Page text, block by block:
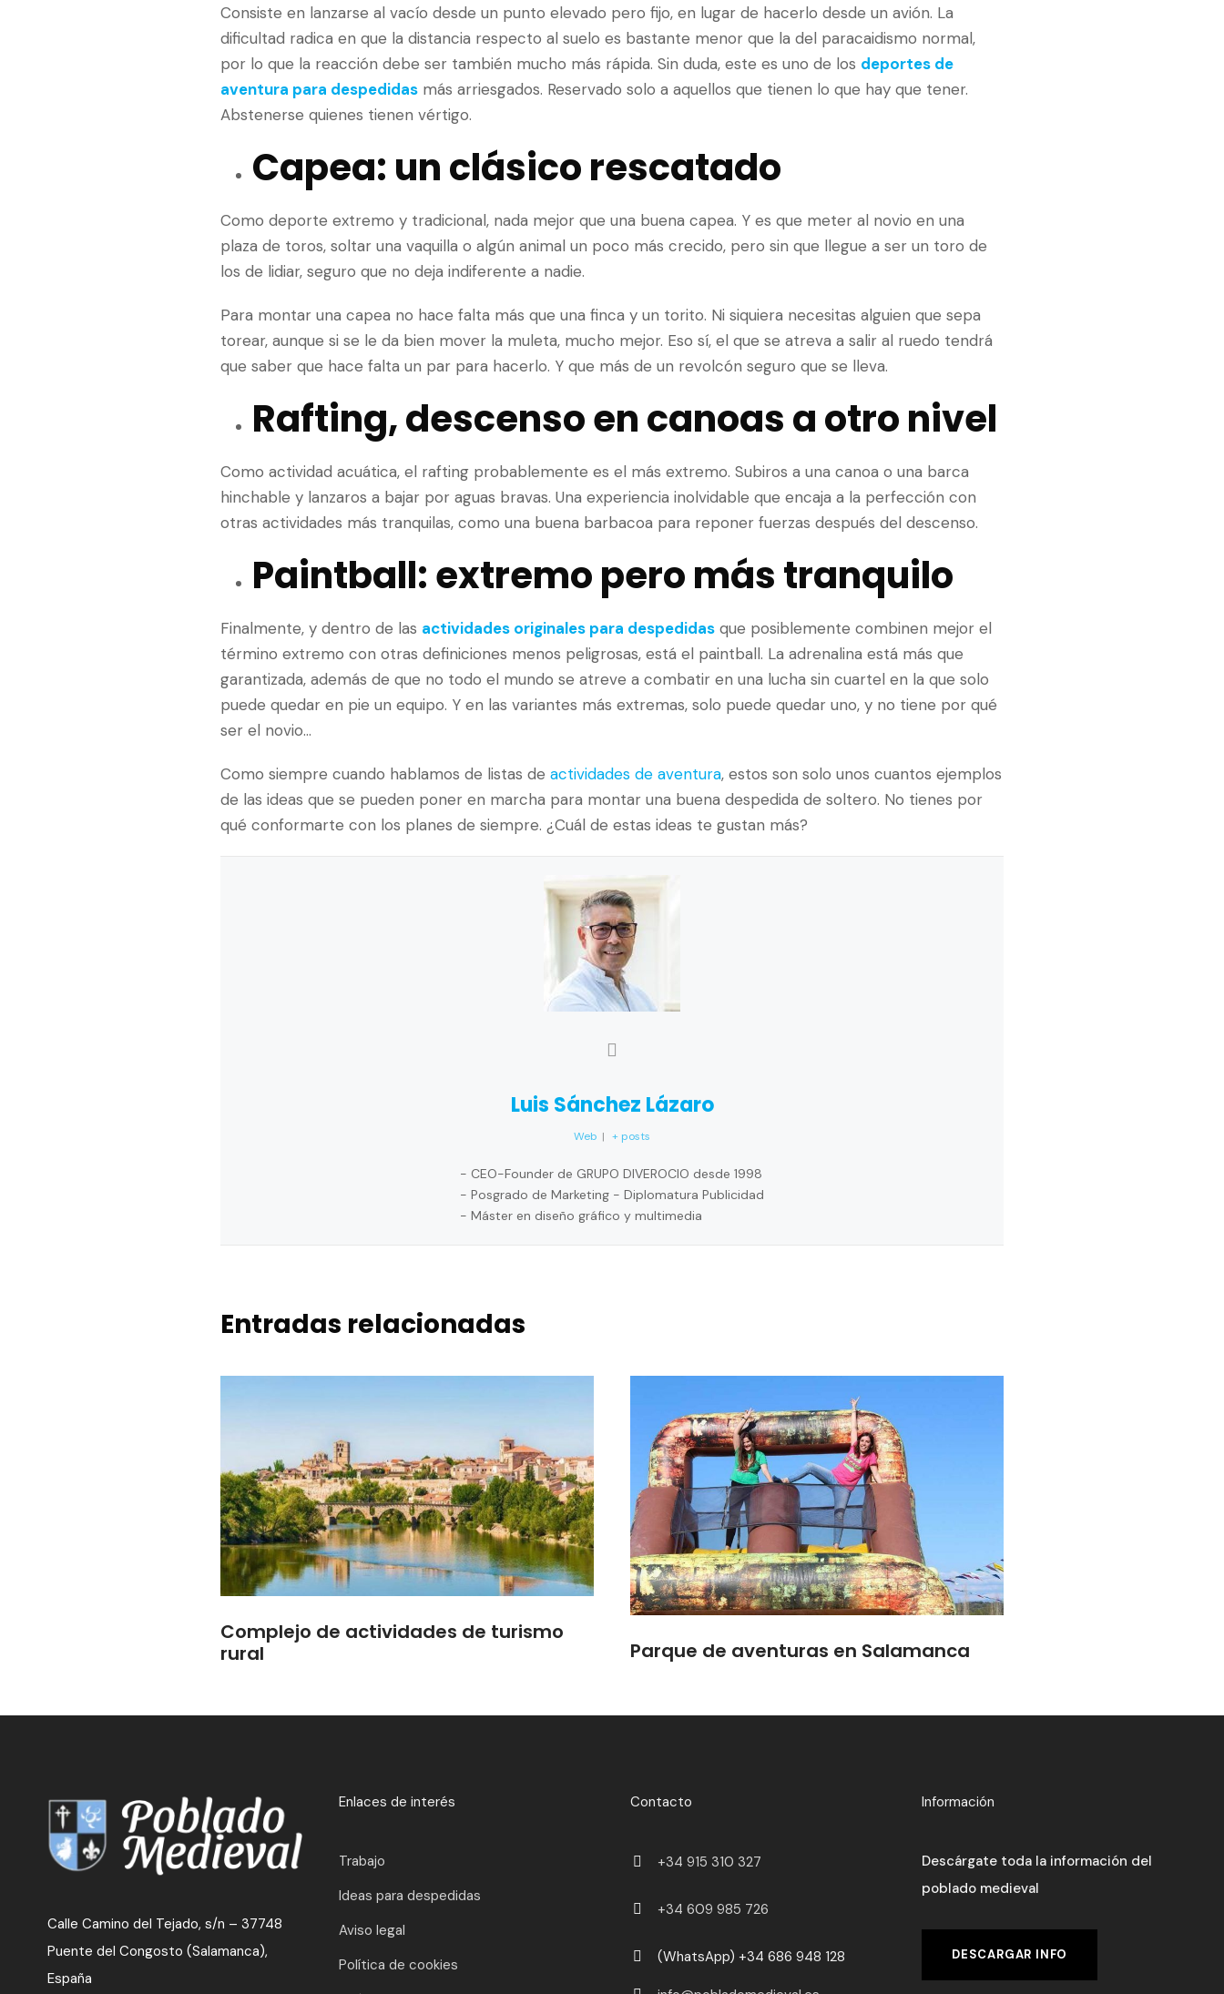
Consiste en lanzarse al vacío desde un punto elevado pero fijo, en lugar de hacerlo desde un avión. La
dificultad radica en que la distancia respecto al suelo es bastante menor que la del paracaidismo normal,
por lo que la reacción debe ser también mucho más rápida. Sin duda, este es uno de los deportes de
aventura para despedidas más arriesgados. Reservado solo a aquellos que tienen lo que hay que tener.
Abstenerse quienes tienen vértigo.
Capea: un clásico rescatado
Como deporte extremo y tradicional, nada mejor que una buena capea. Y es que meter al novio en una
plaza de toros, soltar una vaquilla o algún animal un poco más crecido, pero sin que llegue a ser un toro de
los de lidiar, seguro que no deja indiferente a nadie.
Para montar una capea no hace falta más que una finca y un torito. Ni siquiera necesitas alguien que sepa
torear, aunque si se le da bien mover la muleta, mucho mejor. Eso sí, el que se atreva a salir al ruedo tendrá
que saber que hace falta un par para hacerlo. Y que más de un revolcón seguro que se lleva.
Rafting, descenso en canoas a otro nivel
Como actividad acuática, el rafting probablemente es el más extremo. Subiros a una canoa o una barca
hinchable y lanzaros a bajar por aguas bravas. Una experiencia inolvidable que encaja a la perfección con
otras actividades más tranquilas, como una buena barbacoa para reponer fuerzas después del descenso.
Paintball: extremo pero más tranquilo
Finalmente, y dentro de las actividades originales para despedidas que posiblemente combinen mejor el
término extremo con otras definiciones menos peligrosas, está el paintball. La adrenalina está más que
garantizada, además de que no todo el mundo se atreve a combatir en una lucha sin cuartel en la que solo
puede quedar en pie un equipo. Y en las variantes más extremas, solo puede quedar uno, y no tiene por qué
ser el novio…
Como siempre cuando hablamos de listas de actividades de aventura, estos son solo unos cuantos ejemplos
de las ideas que se pueden poner en marcha para montar una buena despedida de soltero. No tienes por
qué conformarte con los planes de siempre. ¿Cuál de estas ideas te gustan más?
Luis Sánchez Lázaro
Web | + posts
- CEO-Founder de GRUPO DIVEROCIO desde 1998
- Posgrado de Marketing - Diplomatura Publicidad
- Máster en diseño gráfico y multimedia
Entradas relacionadas
Complejo de actividades de turismo
rural
Parque de aventuras en Salamanca
Calle Camino del Tejado, s/n – 37748
Puente del Congosto (Salamanca),
España
Enlaces de interés
Trabajo
Ideas para despedidas
Aviso legal
Política de cookies
Contacto
+34 915 310 327
+34 609 985 726
(WhatsApp) +34 686 948 128
Información
Descárgate toda la información del
poblado medieval
DESCARGAR INFO